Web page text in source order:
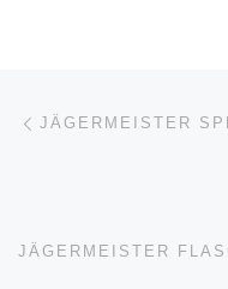
JÄGERMEISTER